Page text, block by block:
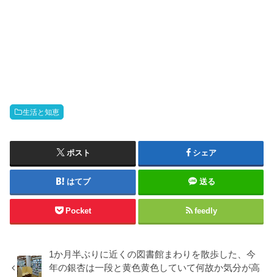
生活と知恵
ポスト シェア
はてブ 送る
Pocket feedly
1か月半ぶりに近くの図書館まわりを散歩した、今
年の銀杏は一段と黄色黄色していて何故か気分が高